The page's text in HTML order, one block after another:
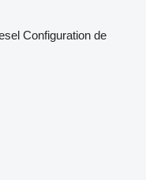
Configuration de